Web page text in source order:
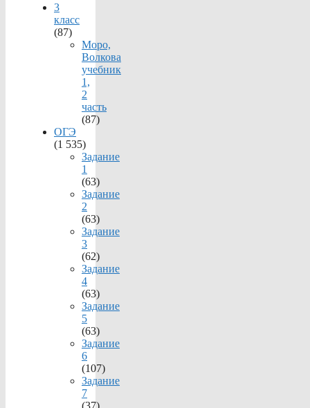
3
класс
(87)
Моро,
Волкова
учебник
1,
2
часть
(87)
ОГЭ
(1 535)
Задание
1
(63)
Задание
2
(63)
Задание
3
(62)
Задание
4
(63)
Задание
5
(63)
Задание
6
(107)
Задание
7
(37)